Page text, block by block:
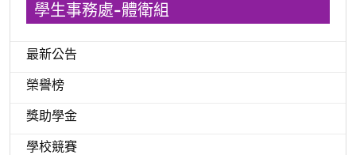
學生事務處-體衛組
最新公告
榮譽榜
獎助學金
學校競賽